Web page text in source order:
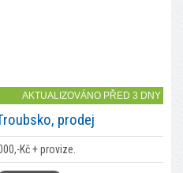
AKTUALIZOVÁNO PŘED 3 DNY
prodej
Kč + provize.